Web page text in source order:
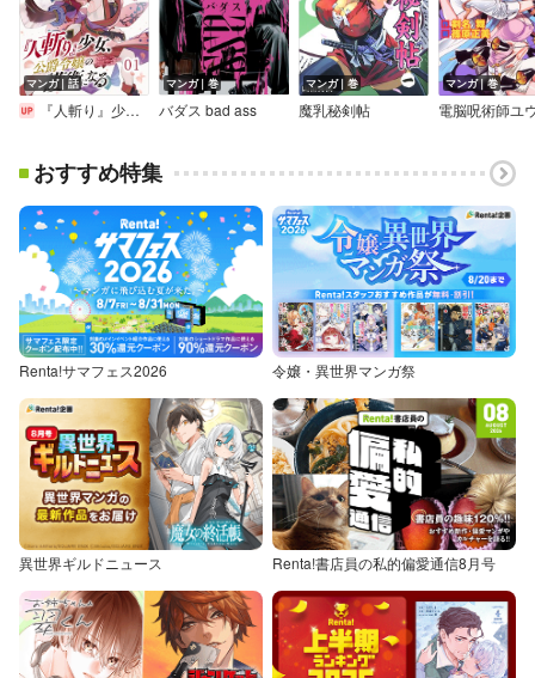
マンガ｜話
『人斬り』少女、公爵令嬢の護衛になる【単話版】
マンガ｜巻
バダス bad ass
マンガ｜巻
魔乳秘剣帖
マンガ｜巻
おすすめ特集
Renta!サマフェス2026 令嬢・異世界マンガ祭
異世界ギルドニュース Renta!書店員の私的偏愛通信8月号